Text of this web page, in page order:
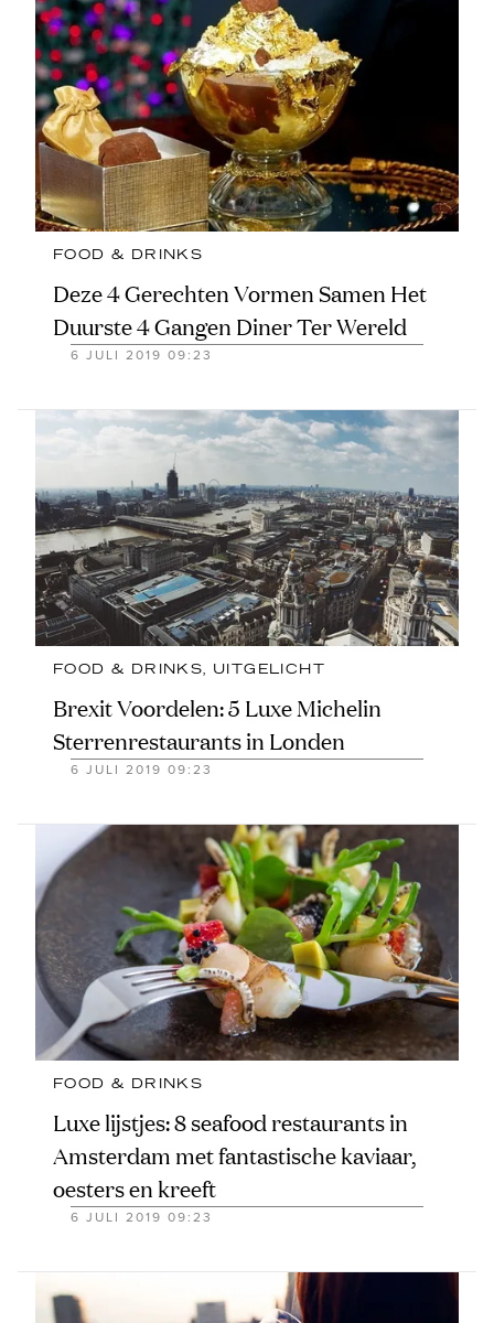
FOOD & DRINKS
Deze 4 Gerechten Vormen Samen Het
Duurste 4 Gangen Diner Ter Wereld
6 JULI 2019 09:23
FOOD & DRINKS UITGELICHT
Brexit Voordelen: 5 Luxe Michelin
Sterrenrestaurants in Londen
6 JULI 2019 09:23
FOOD & DRINKS
Luxe lijstjes: 8 seafood restaurants in
Amsterdam met fantastische kaviaar,
oesters en kreeft
6 JULI 2019 09:23